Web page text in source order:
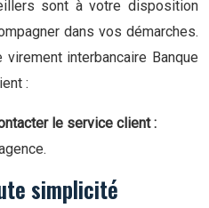
sont à votre disposition
dans vos démarches.
interbancaire Banque
:
le service client :
simplicité